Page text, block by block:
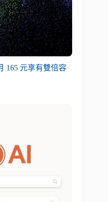
165 元享有雙倍容